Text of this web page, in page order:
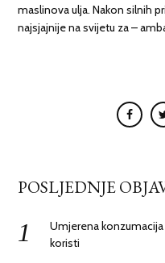
maslinova ulja. Nakon silnih
najsjajnije na svijetu za –
POSLJEDNJE
Umjerena
koristi